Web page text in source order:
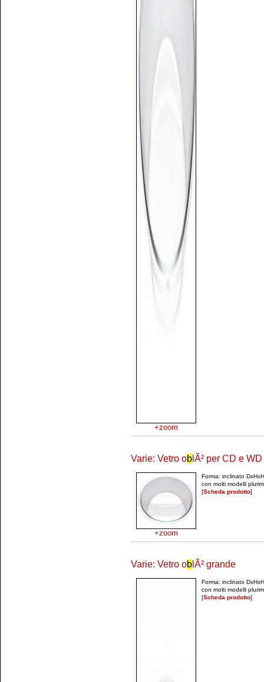
+zoom
Varie: Vetro ob lÃ² per CD e WD
+zoom
Forma: inclinato
con molti modelli
[Scheda prodotto]
Varie: Vetro ob lÃ² grande
Forma: inclinato
con molti modelli
[Scheda prodotto]